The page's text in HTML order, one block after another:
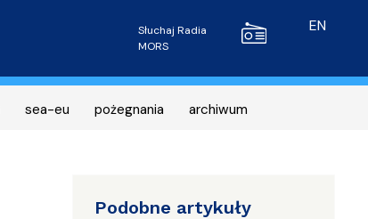
Radio MORS
Słuchaj Radia
MORS
EN
sea-eu pożegnania archiwum
Podobne artykuły